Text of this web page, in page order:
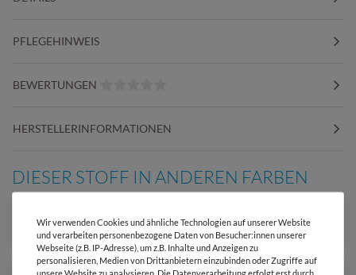
PFLEGEHINWEIS
BEWERTUNGEN
HERSTELLERINFORMATIONEN
DIESER STOFF IN ANDEREN FARBEN
Wir verwenden Cookies und ähnliche Technologien auf unserer Website
und verarbeiten personenbezogene Daten von Besucher:innen unserer
Webseite (z.B. IP-Adresse), um z.B. Inhalte und Anzeigen zu
personalisieren, Medien von Drittanbietern einzubinden oder Zugriffe auf
unsere Website zu analysieren. Die Datenverarbeitung erfolgt erst durch